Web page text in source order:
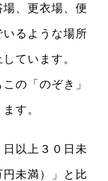
場、更衣場、便
るような場所
ています。
の「のぞき」
す。
以上３０日未
未満）」と比